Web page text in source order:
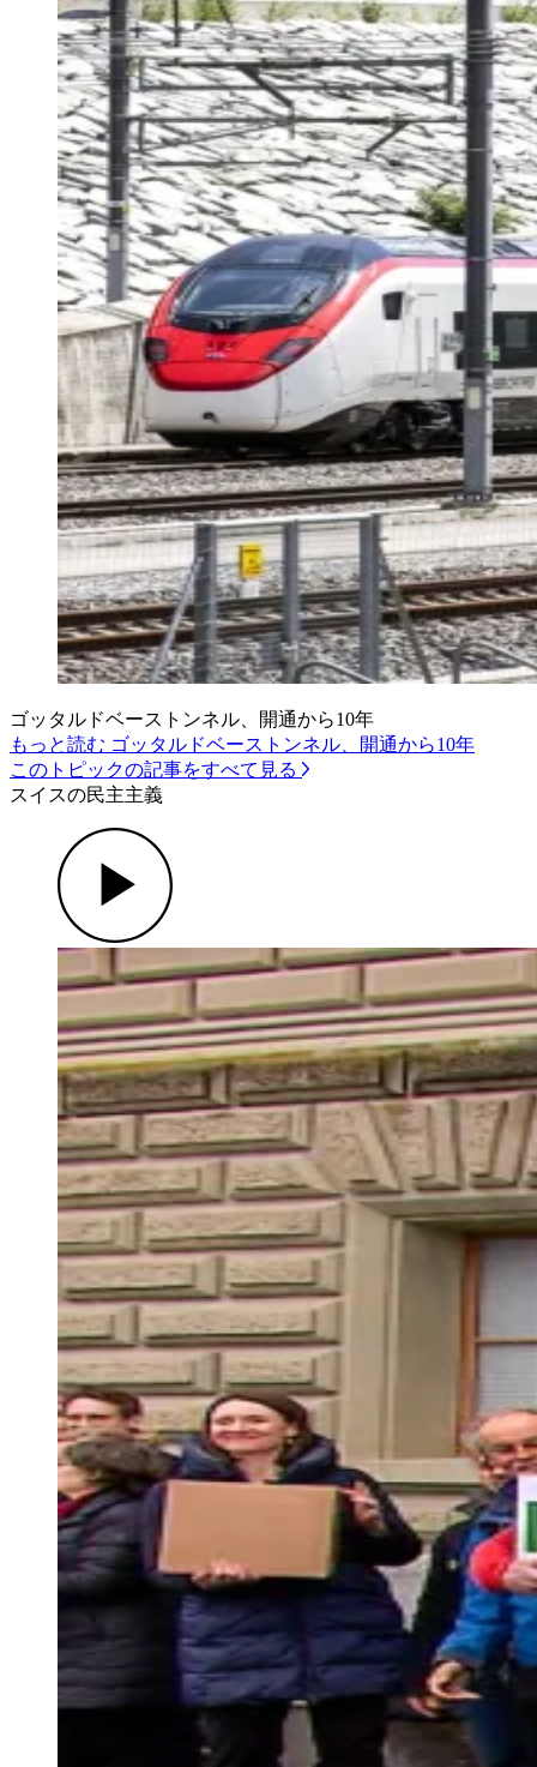
ゴッタルドベーストンネル、開通から10年
もっと読む ゴッタルドベーストンネル、開通から10年
このトピックの記事をすべて見る
スイスの民主主義